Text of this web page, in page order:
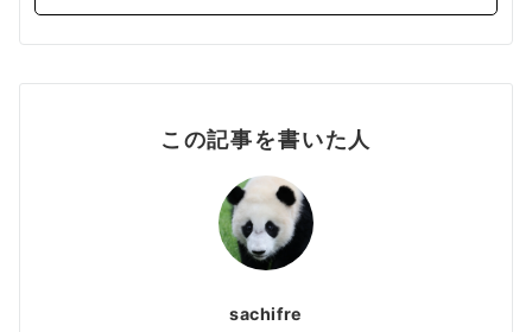
この記事を書いた人
sachifre